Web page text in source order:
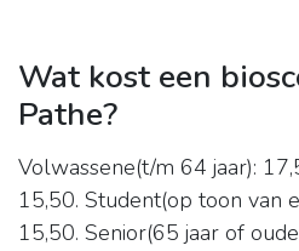
Wat kost een
Pathe?
Volwassene(t/m 64 jaar):
15,50. Student(op toon van
15,50. Senior(65 jaar of